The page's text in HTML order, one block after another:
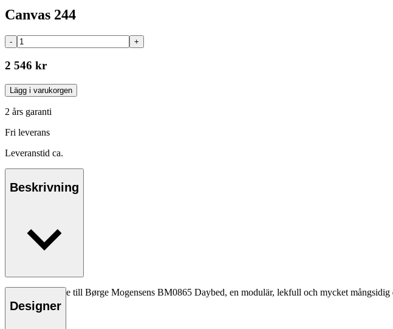
Canvas 244
- +
2 546 kr
Lägg i varukorgen
2 års garanti
Fri leverans
Leveranstid ca.
Beskrivning
Rund nackkudde till Børge Mogensens BM0865 Daybed, en modulär, lekfull och mycket
Designer